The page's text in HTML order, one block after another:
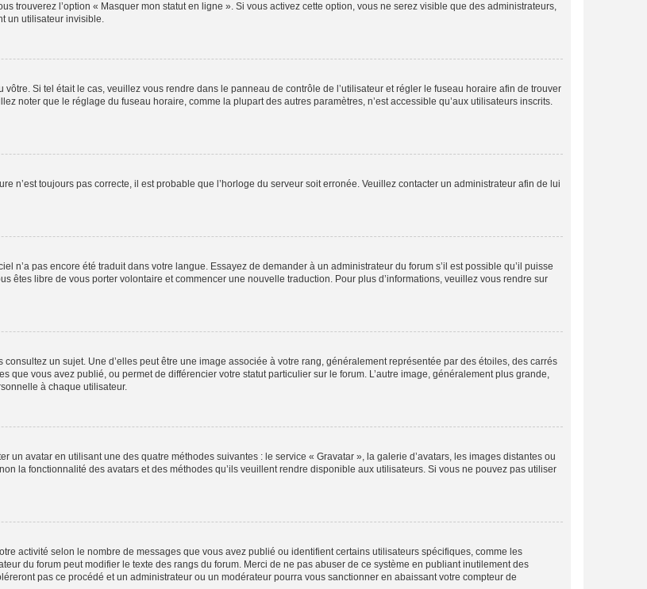
trouverez l’option « Masquer mon statut en ligne ». Si vous activez cette option, vous ne serez visible que des administrateurs,
un utilisateur invisible.
vôtre. Si tel était le cas, veuillez vous rendre dans le panneau de contrôle de l’utilisateur et régler le fuseau horaire afin de trouver
noter que le réglage du fuseau horaire, comme la plupart des autres paramètres, n’est accessible qu’aux utilisateurs inscrits.
n’est toujours pas correcte, il est probable que l’horloge du serveur soit erronée. Veuillez contacter un administrateur afin de lui
n’a pas encore été traduit dans votre langue. Essayez de demander à un administrateur du forum s’il est possible qu’il puisse
êtes libre de vous porter volontaire et commencer une nouvelle traduction. Pour plus d’informations, veuillez vous rendre sur
un sujet. Une d’elles peut être une image associée à votre rang, généralement représentée par des étoiles, des carrés
que vous avez publié, ou permet de différencier votre statut particulier sur le forum. L’autre image, généralement plus grande,
à chaque utilisateur.
un avatar en utilisant une des quatre méthodes suivantes : le service « Gravatar », la galerie d’avatars, les images distantes ou
la fonctionnalité des avatars et des méthodes qu’ils veuillent rendre disponible aux utilisateurs. Si vous ne pouvez pas utiliser
activité selon le nombre de messages que vous avez publié ou identifient certains utilisateurs spécifiques, comme les
du forum peut modifier le texte des rangs du forum. Merci de ne pas abuser de ce système en publiant inutilement des
pas ce procédé et un administrateur ou un modérateur pourra vous sanctionner en abaissant votre compteur de